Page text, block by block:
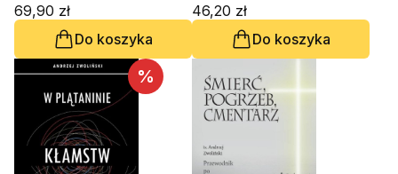
69,90 zł
Do koszyka
46,20 zł
Do koszyka
%